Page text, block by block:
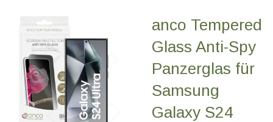
anco Tempered
Glass Anti-Spy
Panzerglas für
Samsung
Galaxy S24